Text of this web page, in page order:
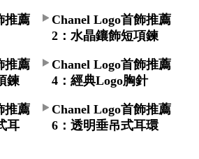
推薦
Chanel Logo首飾推薦
2：水晶鑲飾短項鍊
推薦
鍊
Chanel Logo首飾推薦
4：經典Logo胸針
推薦
耳
Chanel Logo首飾推薦
6：透明垂吊式耳環